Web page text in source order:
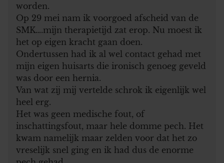
worden.
Op 29 mei nam ik voorgoed afscheid van de
SMK….mijn therapietijd zat erop. Nu moest ik
het op eigen kracht gaan doen.
Ondertussen had ik al wel contact gehad met
mijn eigen huisarts die ironisch genoeg geveld
was door een hernia.
Van wat zij mij vertelde schrok ik eigenlijk wel
heel erg.
Het was geen medische fout, of
inschattingsfout, maar hele domme pech. Het
kwam namelijk maar zelden voor dat het zo
vreselijk snel ging en ik had dus de enorme